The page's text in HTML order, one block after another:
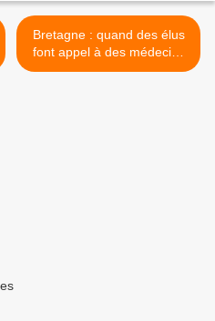
Bretagne : quand des élus
font appel à des médecins
cubains pour sauver